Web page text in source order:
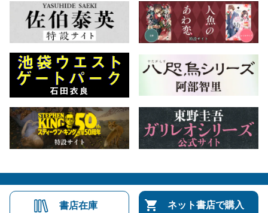
書店在庫 ネット書店で購入
会社概要 自費出版のご案内 お問合せ
株式会社文藝春秋 Number Web CREA WEB